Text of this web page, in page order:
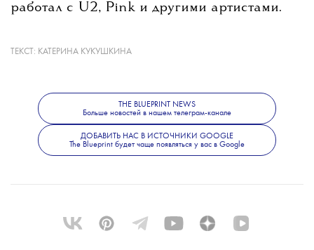
работал с U2, Pink и другими артистами.
последним альбомом стал The Painter,
вышедший в 2022 году.
ТЕКСТ: КАТЕРИНА КУКУШКИНА
THE BLUEPRINT NEWS
Больше новостей в нашем телеграм-канале
ДОБАВИТЬ НАС В ИСТОЧНИКИ GOOGLE
The Blueprint будет чаще появляться у вас в Google